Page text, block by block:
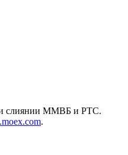
слиянии ММВБ и РТС.
.